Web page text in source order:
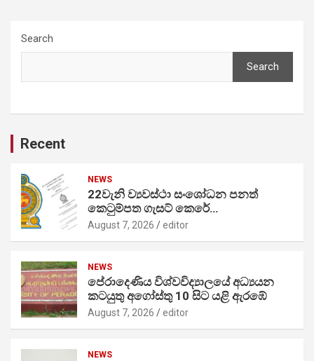
Search
Search
Recent
NEWS
22වැනි ව්‍යවස්ථා සංශෝධන පනත්
කෙටුම්පත ගැසට් කෙරේ…
August 7, 2026 editor
NEWS
පේරාදෙණිය විශ්වවිද්‍යාලයේ අධ්‍යයන
කටයුතු අගෝස්තු 10 සිට යළි ඇරඹේ
August 7, 2026 editor
NEWS